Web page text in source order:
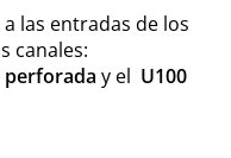
las entradas de los
canales:
perforada y el U100